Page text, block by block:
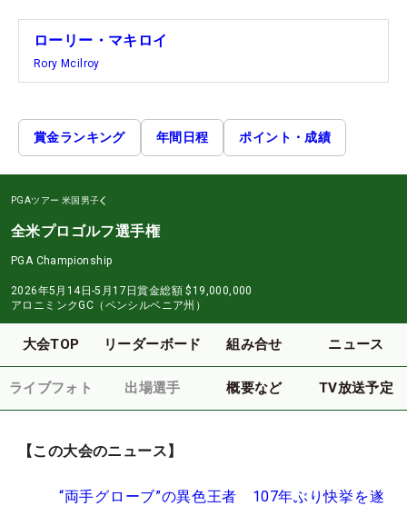
ローリー・マキロイ
Rory Mcilroy
賞金ランキング 年間日程 ポイント・成績
PGAツアー 米国男子
全米プロゴルフ選手権
PGA Championship
2026年5月14日-5月17日賞金総額 $19,000,000
アロニミンクGC（ペンシルベニア州）
大会TOP リーダーボード 組み合せ ニュース
ライブフォト 出場選手 概要など TV放送予定
【この大会のニュース】
“両手グローブ”の異色王者 107年ぶり快挙を遂